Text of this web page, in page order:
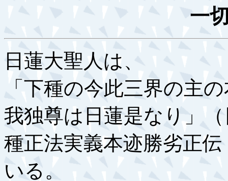
一
日蓮大聖人は、
「下種の今此三界の主
我独尊は日蓮是なり」
種正法実義本迹勝劣正
いる。